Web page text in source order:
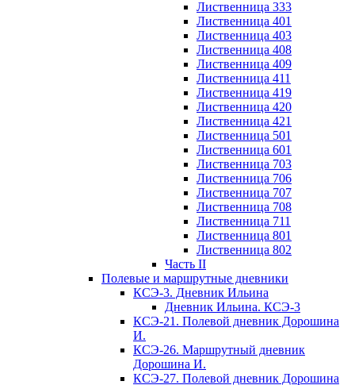
Лиственница 333
Лиственница 401
Лиственница 403
Лиственница 408
Лиственница 409
Лиственница 411
Лиственница 419
Лиственница 420
Лиственница 421
Лиственница 501
Лиственница 601
Лиственница 703
Лиственница 706
Лиственница 707
Лиственница 708
Лиственница 711
Лиственница 801
Лиственница 802
Часть II
Полевые и маршрутные дневники
КСЭ-3. Дневник Ильина
Дневник Ильина. КСЭ-3
КСЭ-21. Полевой дневник Дорошина
И.
КСЭ-26. Маршрутный дневник
Дорошина И.
КСЭ-27. Полевой дневник Дорошина